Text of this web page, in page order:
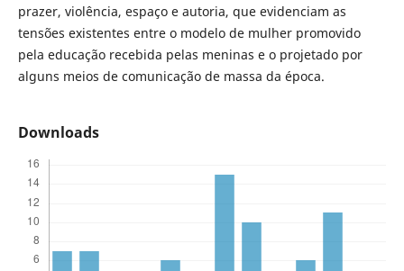
prazer, violência, espaço e autoria, que evidenciam as
tensões existentes entre o modelo de mulher promovido
pela educação recebida pelas meninas e o projetado por
alguns meios de comunicação de massa da época.
Downloads